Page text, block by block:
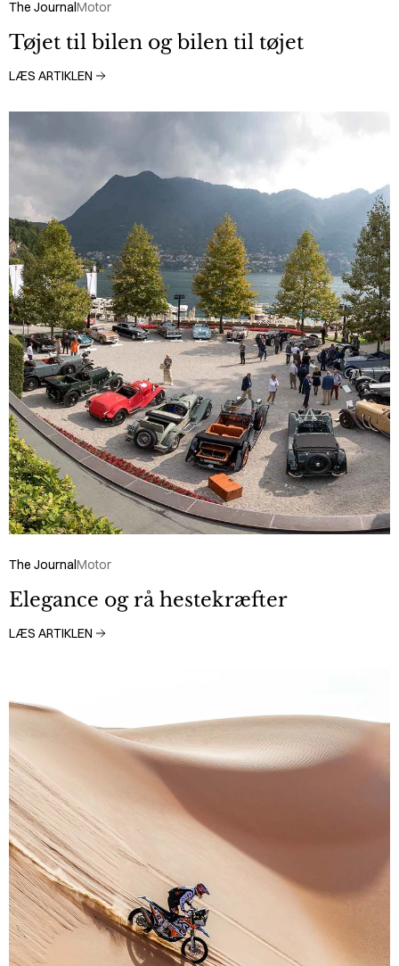
The JournalMotor
Tøjet til bilen og bilen til tøjet
LÆS ARTIKLEN
The JournalMotor
Elegance og rå hestekræfter
LÆS ARTIKLEN